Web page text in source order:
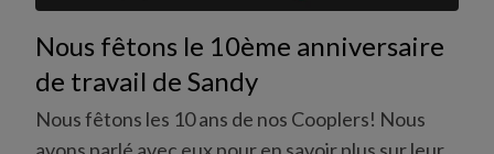
Nous fêtons le 10ème anniversaire
de travail de Sandy
Nous fêtons les 10 ans de nos Cooplers! Nous